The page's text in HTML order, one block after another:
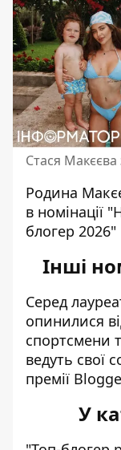
Стася
Родина
в номінації
блогер
Інші
Серед
опинилися
спортсмени
ведуть свої
премії
У